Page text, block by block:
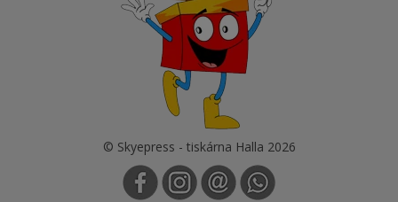
© Skyepress - tiskárna Halla 2026